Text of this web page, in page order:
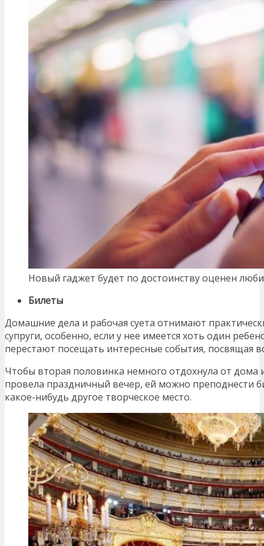
Новый гаджет будет по достоинству оценен
Билеты
Домашние дела и рабочая суета отнимают
супруги, особенно, если у нее имеется хоть один
перестают посещать интересные события, посвящая
Чтобы вторая половинка немного отдохнула от дома
провела праздничный вечер, ей можно преподнести
какое-нибудь другое творческое место.